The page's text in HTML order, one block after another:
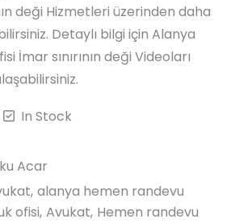
deği Hizmetleri üzerinden daha
Detaylı bilgi için Alanya
İmar sınırının deği Videoları
In Stock
Acar
alanya hemen randevu
ofisi Avukat Hemen randevu